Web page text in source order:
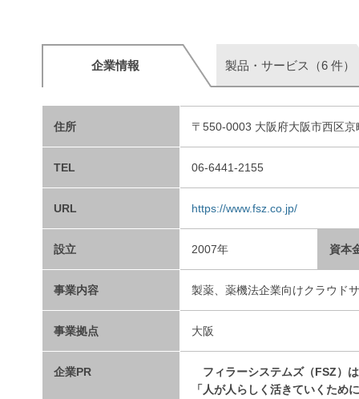
企業情報 製品・サービス（6 件）
住所 〒550-0003 大阪府大阪市西区
TEL 06-6441-2155
URL https://www.fsz.co.jp/
設立 2007年 資本
事業内容 製薬、薬機法企業向けクラウド
事業拠点 大阪
企業PR
フィラーシステムズ（FSZ）
「人が人らしく活きていくため